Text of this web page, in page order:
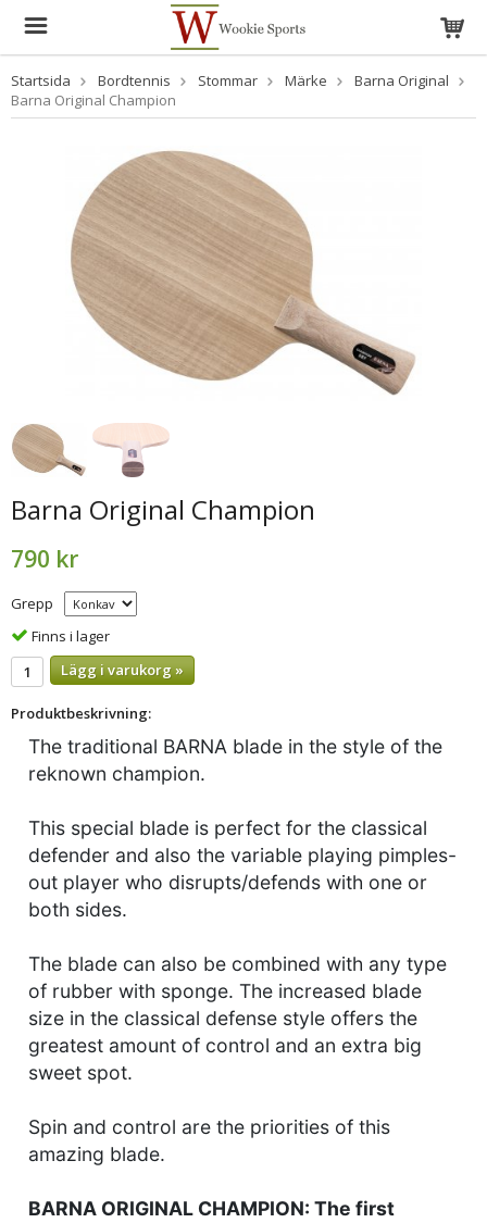
Startsida Bordtennis Stommar Märke
Barna Original
Barna Original Champion
Barna Original Champion
790 kr
Grepp
Finns i lager
Lägg i varukorg »
Produktbeskrivning:
The traditional BARNA blade in the style of the
reknown champion.
This special blade is perfect for the classical
defender and also the variable playing pimples-
out player who disrupts/defends with one or
both sides.
The blade can also be combined with any type
of rubber with sponge. The increased blade
size in the classical defense style offers the
greatest amount of control and an extra big
sweet spot.
Spin and control are the priorities of this
amazing blade.
BARNA ORIGINAL CHAMPION: The first